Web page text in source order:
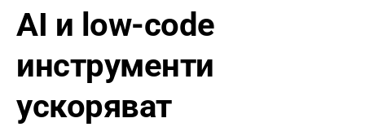
AI и low-code
инструменти
ускоряват